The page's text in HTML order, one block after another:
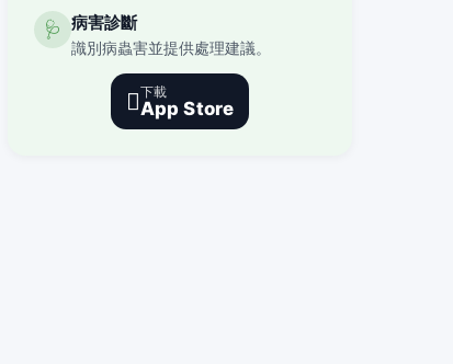
🩺 病害診斷
識別病蟲害並提供處理建議。
下載
App Store